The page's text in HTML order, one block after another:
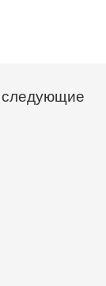
следующие